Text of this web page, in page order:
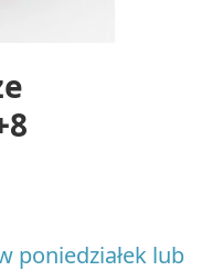
poniedziałek lub